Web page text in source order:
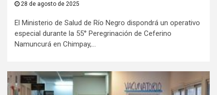
28 de agosto de 2025
El Ministerio de Salud de Río Negro dispondrá un operativo
especial durante la 55° Peregrinación de Ceferino
Namuncurá en Chimpay,...